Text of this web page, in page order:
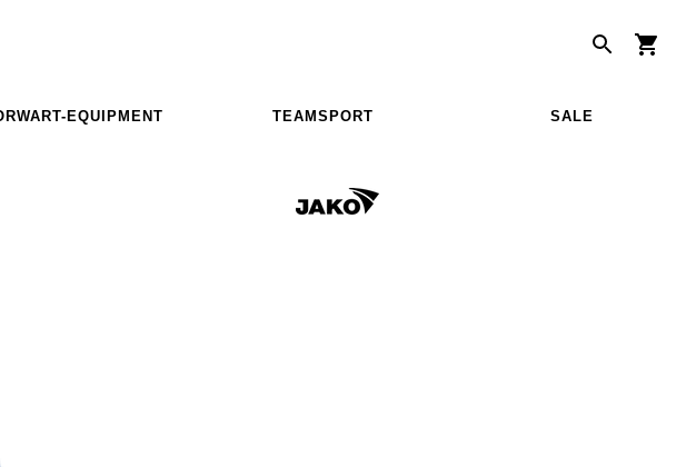
EQUIPMENT TEAMSPORT SALE